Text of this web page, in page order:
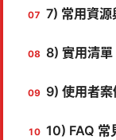
7) 常用資
8) 實用清單
9) 使用者案
10) FAQ 常